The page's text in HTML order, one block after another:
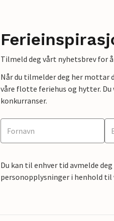
Tilmeld deg vårt nyhetsbrev for
Når du tilmelder deg her mottar
våre flotte feriehus og hytter.
konkurranser.
Du kan til enhver tid avmelde
personopplysninger i henhold til